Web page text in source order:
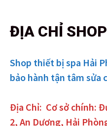
ĐỊA CHỈ SHOP
Shop thiết bị spa Hải
bảo hành tận tâm sửa
Địa Chỉ: Cơ sở chính:
2, An Dương, Hải